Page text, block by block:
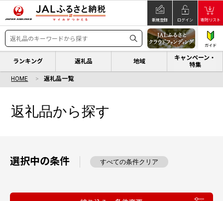
新規登録 ログイン 寄附リスト
ガイド
ランキング 返礼品 地域
キャンペーン・
特集
HOME 返礼品一覧
返礼品から探す
選択中の条件 すべての条件クリア